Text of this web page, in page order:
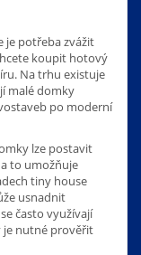
je potřeba zvážit
koupit hotový
Na trhu existuje
malé domky
po moderní
lze postavit
to umožňuje
tiny house
usnadnit
často využívají
je nutné prověřit